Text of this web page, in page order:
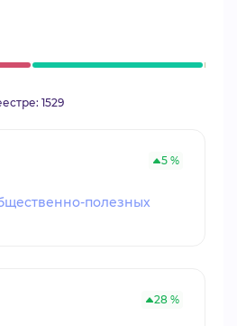
1529
5 %
полезных
28 %